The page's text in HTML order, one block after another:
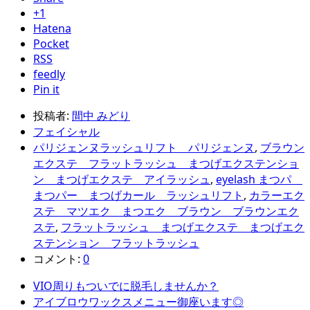
+1
Hatena
Pocket
RSS
feedly
Pin it
投稿者: 間中 みどり
フェイシャル
パリジェンヌラッシュリフト パリジェンヌ, ブラウン
エクステ フラットラッシュ まつげエクステンショ
ン まつげエクステ アイラッシュ, eyelash まつパ
まつパー まつげカール ラッシュリフト , カラーエク
ステ マツエク まつエク ブラウン ブラウンエク
ステ, フラットラッシュ まつげエクステ まつげエク
ステンション フラットラッシュ
コメント: 0
VIO周りもついでに脱毛しませんか？
アイブロウワックスメニュー御座います◎